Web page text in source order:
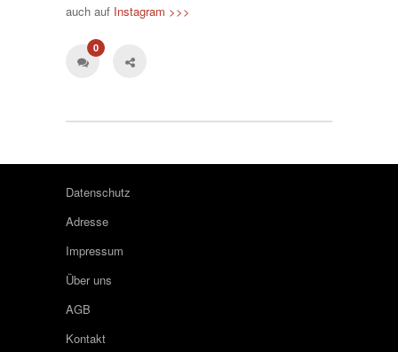
auch auf Instagram >>>
0
Datenschutz
Adresse
Impressum
Über uns
AGB
Kontakt